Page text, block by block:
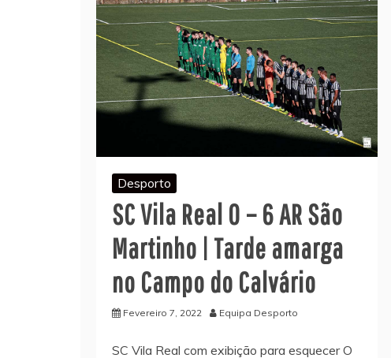
Desporto
SC Vila Real 0 – 6 AR São
Martinho | Tarde amarga
no Campo do Calvário
Fevereiro 7, 2022 Equipa Desporto
SC Vila Real com exibição para esquecer O